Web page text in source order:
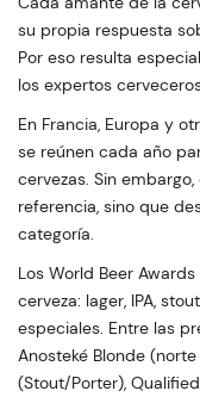
su propia respuesta
Por eso resulta
los expertos
En Francia, Europa y
se reúnen cada año
cervezas. Sin
referencia, sino que
categoría.
Los World Beer
cerveza: lager, IPA,
especiales. Entre las
Anosteké Blonde
(Stout/Porter),